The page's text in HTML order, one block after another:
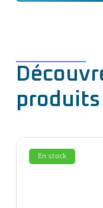
produits
En stock